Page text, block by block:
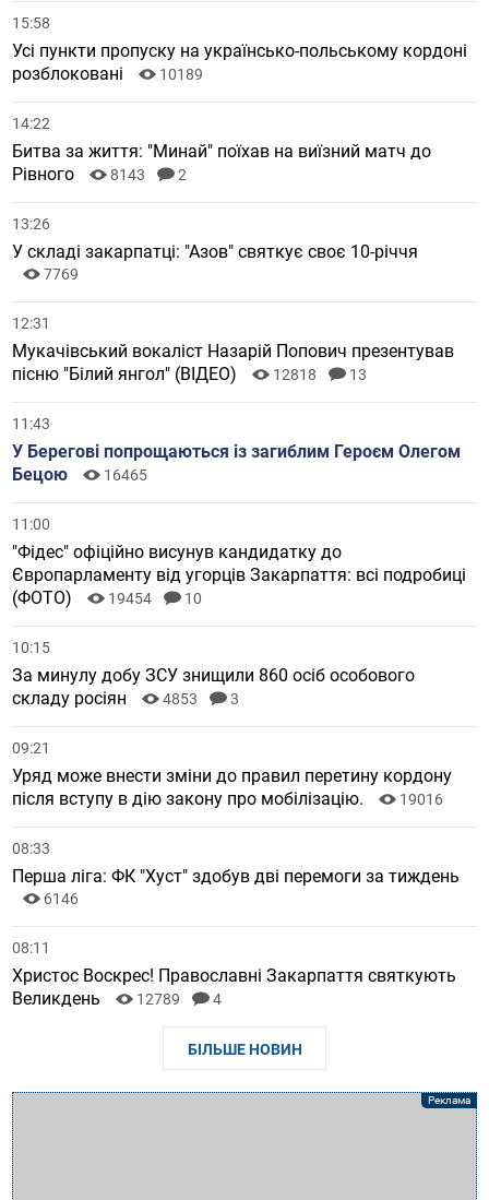
15:58
Усі пункти пропуску на українсько-польському кордоні
розблоковані
10189
14:22
Битва за життя: "Минай" поїхав на виїзний матч до
Рівного
8143 2
13:26
У складі закарпатці: "Азов" святкує своє 10-річчя
7769
12:31
Мукачівський вокаліст Назарій Попович презентував
пісню "Білий янгол" (ВІДЕО)
12818 13
11:43
У Берегові попрощаються із загиблим Героєм Олегом
Бецою
16465
11:00
"Фідес" офіційно висунув кандидатку до
Європарламенту від угорців Закарпаття: всі подробиці
(ФОТО)
19454 10
10:15
За минулу добу ЗСУ знищили 860 осіб особового
складу росіян
4853 3
09:21
Уряд може внести зміни до правил перетину кордону
після вступу в дію закону про мобілізацію.
19016
08:33
Перша ліга: ФК "Хуст" здобув дві перемоги за тиждень
6146
08:11
Христос Воскрес! Православні Закарпаття святкують
Великдень
12789 4
БІЛЬШЕ НОВИН